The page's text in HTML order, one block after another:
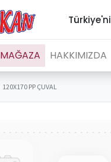
MAĞAZA HAKKIMIZDA
120X170 PP ÇUVAL